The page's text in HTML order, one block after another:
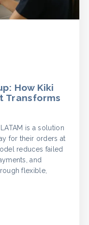
How Kiki
Transforms
is a solution
for their orders at
reduces failed
and
flexible,